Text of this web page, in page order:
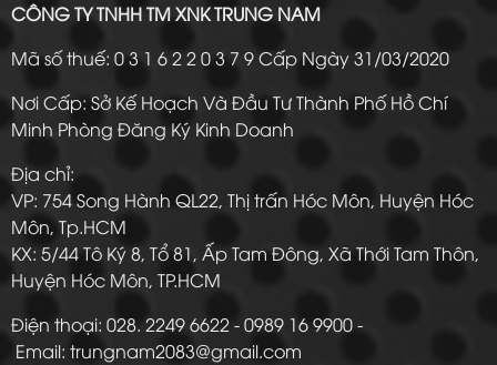
CÔNG TY TNHH TM XNK TRUNG NAM
Mã số thuế: 0 3 1 6 2 2 0 3 7 9 Cấp Ngày 31/03/2020
Nơi Cấp: Sở Kế Hoạch Và Đầu Tư Thành Phố Hồ Chí
Minh Phòng Đăng Ký Kinh Doanh
Địa chỉ:
VP: 754 Song Hành QL22, Thị trấn Hóc Môn, Huyện Hóc
Môn, Tp.HCM
KX: 5/44 Tô Ký 8, Tổ 81, Ấp Tam Đông, Xã Thới Tam Thôn,
Huyện Hóc Môn, TP.HCM
Điện thoại: 028. 2249 6622 - 0989 16 9900 -
Email: trungnam2083@gmail.com